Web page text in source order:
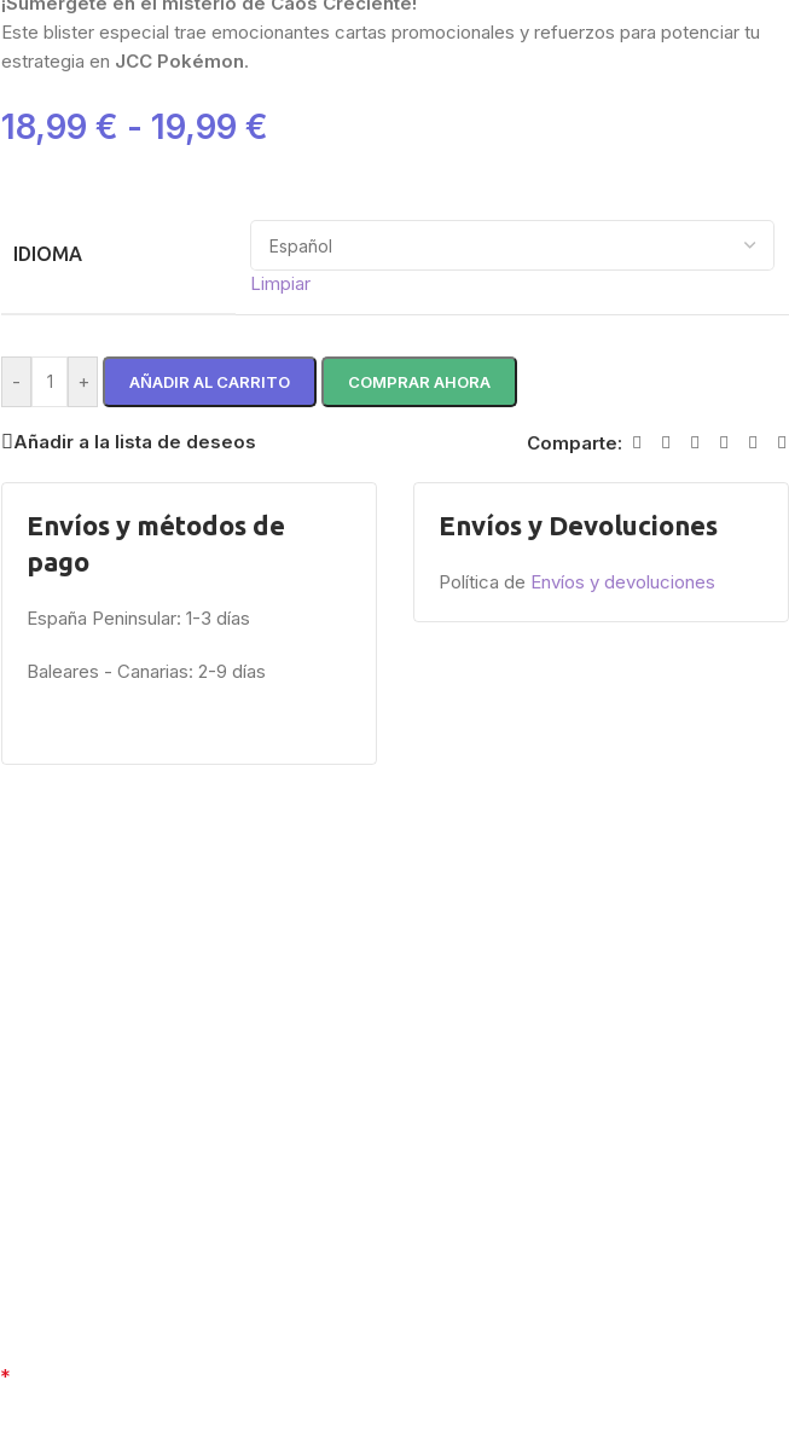
Este blister especial trae emocionantes cartas promocionales y refuerzos para potenciar tu
estrategia en JCC Pokémon.
18,99 € - 19,99 €
IDIOMA
Limpiar
- + AÑADIR AL CARRITO COMPRAR AHORA
Añadir a la lista de deseos Comparte:
Envíos y métodos de
pago
España Peninsular: 1-3 días
Baleares - Canarias: 2-9 días
Envíos y Devoluciones
Política de Envíos y devoluciones
*